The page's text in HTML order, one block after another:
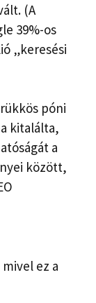
(A
39%-os
„keresési
póni
kitalálta,
a
között,
ez a